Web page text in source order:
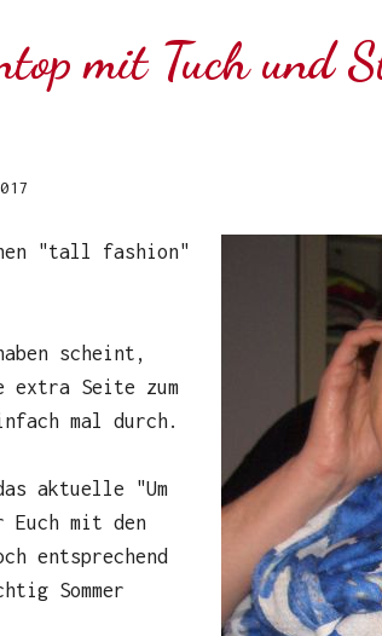
mit Tuch und
"tall fashion"
scheint,
Seite zum
mal durch.
aktuelle "Um
mit den
entsprechend
Sommer